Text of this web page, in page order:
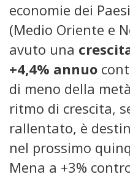
economie dei
(Medio Oriente e
avuto una
+4,4% annuo
di meno della
ritmo di crescita,
rallentato, è
nel prossimo
Mena a +3%